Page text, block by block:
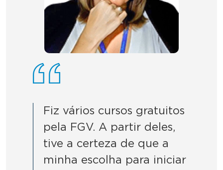
Fiz vários cursos gratuitos
pela FGV. A partir deles,
tive a certeza de que a
minha escolha para iniciar